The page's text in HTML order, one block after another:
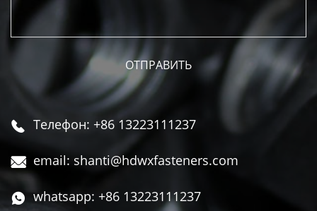
 Телефон: +86 13223111237
 email: shanti@hdwxfasteners.com
 whatsapp: +86 13223111237